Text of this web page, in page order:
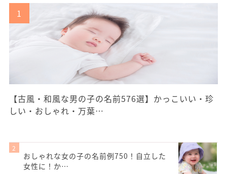
【古風・和風な男の子の名前576選】かっこいい・珍
しい・おしゃれ・万葉…
おしゃれな女の子の名前例750！自立した
女性に！か…